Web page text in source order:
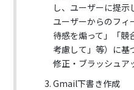
し、ユーザーに提示
ユーザーからのフィ
待感を煽って」「競
考慮して」等）に基
修正・ブラッシュア
Gmail下書き作成